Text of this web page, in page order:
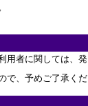
用者に関しては、発
で、予めご了承くだ